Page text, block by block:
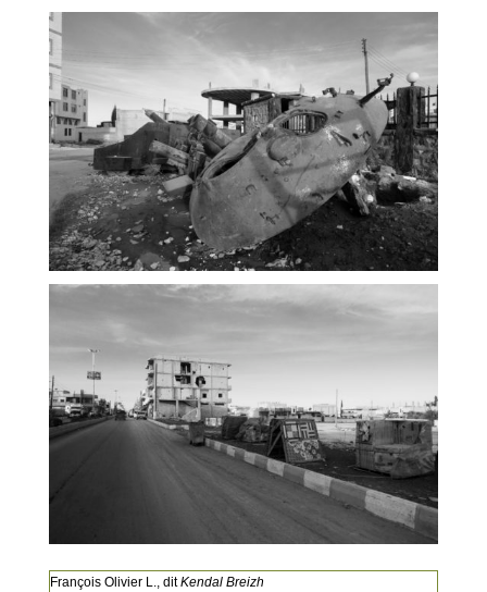
François Olivier L., ditKendal Breizh